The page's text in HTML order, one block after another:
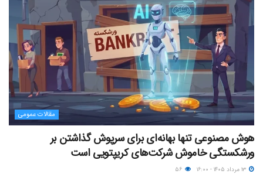
مقالات عمومی
هوش مصنوعی تنها بهانه‌ای برای سرپوش گذاشتن بر
ورشکستگی خاموش شرکت‌های کریپتویی است